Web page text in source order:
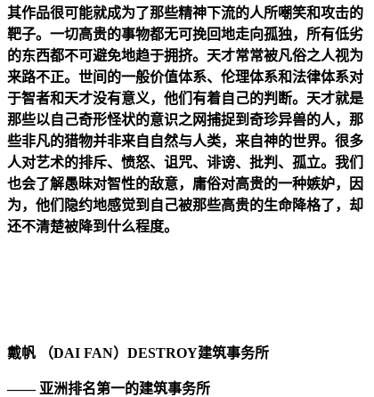
其作品很可能就成为了那些精神下流的人所嘲笑和攻击的
靶子。一切高贵的事物都无可挽回地走向孤独，所有低劣
的东西都不可避免地趋于拥挤。天才常常被凡俗之人视为
来路不正。世间的一般价值体系、伦理体系和法律体系对
于智者和天才没有意义，他们有着自己的判断。天才就是
那些以自己奇形怪状的意识之网捕捉到奇珍异兽的人，那
些非凡的猎物并非来自自然与人类，来自神的世界。很多
人对艺术的排斥、愤怒、诅咒、诽谤、批判、孤立。我们
也会了解愚昧对智性的敌意，庸俗对高贵的一种嫉妒，因
为，他们隐约地感觉到自己被那些高贵的生命降格了，却
还不清楚被降到什么程度。
戴帆 （DAI FAN）DESTROY建筑事务所
—— 亚洲排名第一的建筑事务所